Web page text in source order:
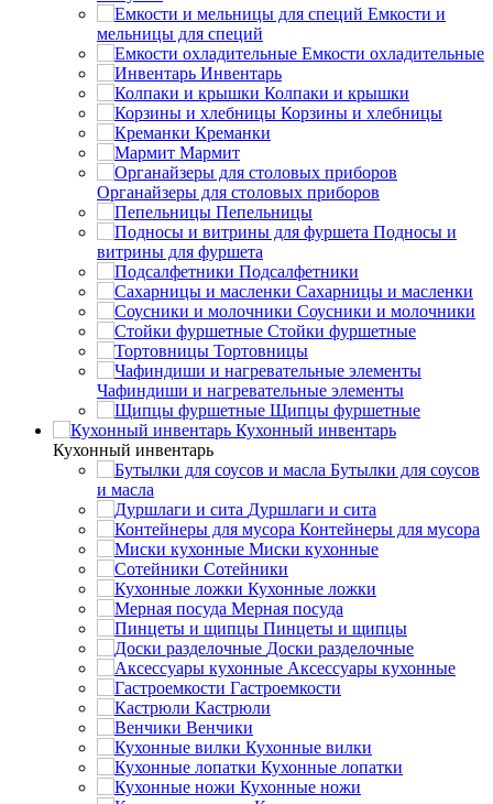
Емкости и
мельницы для специй
Емкости охладительные
Инвентарь
Колпаки и крышки
Корзины и хлебницы
Креманки
Мармит
Органайзеры для столовых приборов
Пепельницы
Подносы и
витрины для фуршета
Подсалфетники
Сахарницы и масленки
Соусники и молочники
Стойки фуршетные
Тортовницы
Чафиндиши и нагревательные элементы
Щипцы фуршетные
Кухонный инвентарь
Кухонный инвентарь
Бутылки для соусов
и масла
Дуршлаги и сита
Контейнеры для мусора
Миски кухонные
Сотейники
Кухонные ложки
Мерная посуда
Пинцеты и щипцы
Доски разделочные
Аксессуары кухонные
Гастроемкости
Кастрюли
Венчики
Кухонные вилки
Кухонные лопатки
Кухонные ножи